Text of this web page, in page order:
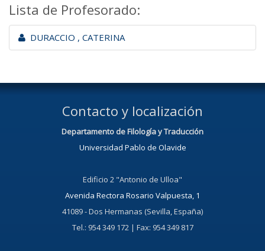
Lista de Profesorado:
DURACCIO , CATERINA
Contacto y localización
Departamento de Filología y Traducción
Universidad Pablo de Olavide
Edificio 2 "Antonio de Ulloa"
Avenida Rectora Rosario Valpuesta, 1
41089 - Dos Hermanas (Sevilla, España)
Tel.: 954 349 172 | Fax: 954 349 817